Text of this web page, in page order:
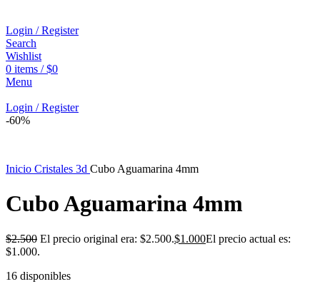
Login / Register
Search
Wishlist
0 items / $0
Menu
Login / Register
-60%
Inicio Cristales 3d Cubo Aguamarina 4mm
Cubo Aguamarina 4mm
$2.500 El precio original era: $2.500.$1.000El precio actual es:
$1.000.
16 disponibles